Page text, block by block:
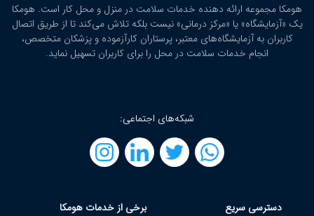
هومکا مجموعه ارائه‌ دهنده خدمات سلامت در منزل و محل کار است. هومکا
یک «آزمایشگاه» یا «مرکز درمانی» نیست بلکه تلاش می‌کند تا از طریق اتصال
کاربران به آزمایشگاه‌های معتبر، پرستاران کارآزموده و پزشکان متخصص،
انجام خدمات سلامت در محل را برای کاربران تسهیل نماید.
شبکه‌های اجتماعی:
دسترسی سریع برخی از خدمات هومکا